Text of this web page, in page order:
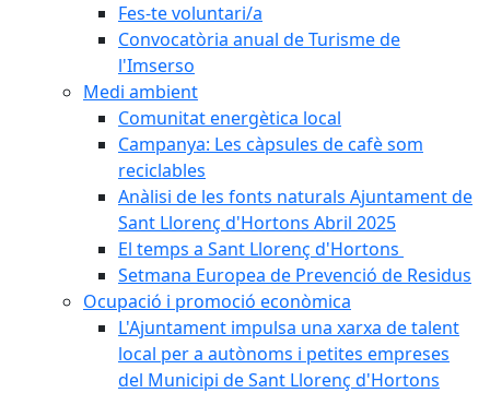
Fes-te voluntari/a
Convocatòria anual de Turisme de
l'Imserso
Medi ambient
Comunitat energètica local
Campanya: Les càpsules de cafè som
reciclables
Anàlisi de les fonts naturals Ajuntament de
Sant Llorenç d'Hortons Abril 2025
El temps a Sant Llorenç d'Hortons
Setmana Europea de Prevenció de Residus
Ocupació i promoció econòmica
L'Ajuntament impulsa una xarxa de talent
local per a autònoms i petites empreses
del Municipi de Sant Llorenç d'Hortons